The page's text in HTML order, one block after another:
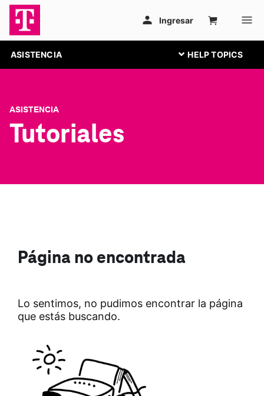
ASISTENCIA
ASISTENCIA
Tutoriales